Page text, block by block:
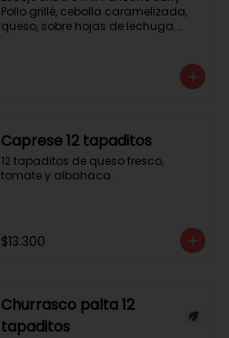
Pollo grillé, cebolla caramelizada,
queso, sobre hojas de lechuga.
hojas de rúcula
Caprese 12 tapaditos
12 tapaditos de queso fresco,
tomate y albahaca.
$13.300
Churrasco palta 12
tapaditos